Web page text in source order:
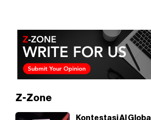
Z-Zone
Kontestasi AI Global